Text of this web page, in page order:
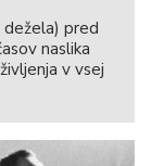
dežela) pred
naslika
v vsej